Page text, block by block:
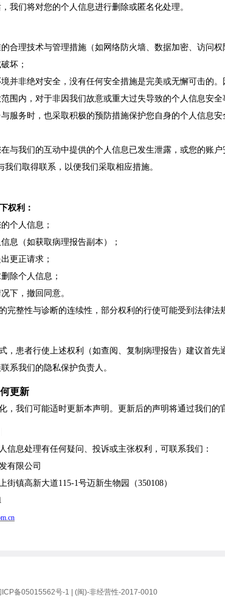
我们将对您的个人信息进行删除或匿名化处理。
合理技术与管理措施（如网络防火墙、数据加密、访问
坏；
并非绝对安全，没有任何安全措施是完美或无懈可击的
围内，对于非因我们故意或重大过失导致的个人信息安
服务时，也采取积极的预防措施保护您自身的个人信息
与我们的互动中提供的个人信息已发生泄露，或您的账
我们取得联系，以便我们采取相应措施。
权利 ：
个人信息；
息（如获取病理报告副本）；
更正请求；
除个人信息；
下，撤回同意。
完整性与诊断的连续性，部分权利的行使可能受到法律法
，患者行使上述权利（如查阅、复制病理报告）建议首
系我们的隐私保护负责人。
更新
，我们可能适时更新本声明。更新后的声明将通过我们
信息处理有任何疑问、投诉或主张权利， 可联系我们 ：
有限公司
街镇高新大道115-1号迈新生物园（350108）
ICP备05015562号-1 | (闽)-非经营性-2017-0010